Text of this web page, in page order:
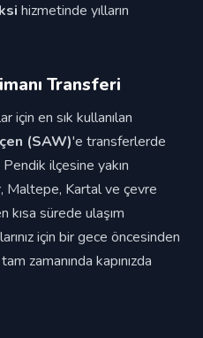
hizmetinde yılların
Transferi
için en sık kullanılan
(SAW)'e transferlerde
ilçesine yakın
Maltepe, Kartal ve çevre
kısa sürede ulaşım
için bir gece öncesinden
zamanında kapınızda